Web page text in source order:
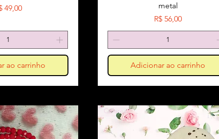
49,00
ao carrinho
metal
Preço
R$ 56,00
Adicionar ao carrinho
Colares